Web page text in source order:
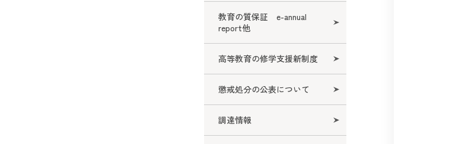
教育の質保証 e-annual
report他
高等教育の修学支援新制度
懲戒処分の公表について
調達情報